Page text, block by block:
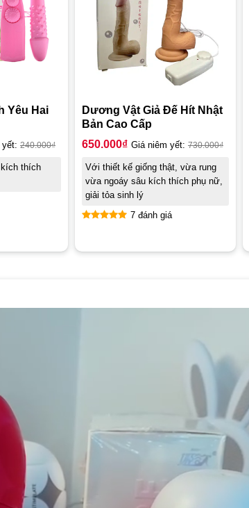
Yêu Hai
yết: 240.000₫
kích thích
Dương Vật Giả Đế Hít Nhật
Bản Cao Cấp
5 sao
650.000₫ Giá niêm yết: 730.000₫
Với thiết kế giống thật, vừa rung
vừa ngoáy sâu kích thích phụ nữ,
giải tỏa sinh lý
7 đánh giá